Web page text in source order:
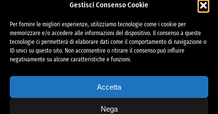
Gestisci Consenso Cookie
Per fornire le migliori esperienze, utilizziamo tecnologie come i cookie per
memorizzare e/o accedere alle informazioni del dispositivo. Il consenso a queste
tecnologie ci permetterà di elaborare dati come il comportamento di navigazione o
ID unici su questo sito. Non acconsentire o ritirare il consenso può influire
negativamente su alcune caratteristiche e funzioni.
Accetta
Nega
Bandi di gara
Responsabile protezione dati (RPD)